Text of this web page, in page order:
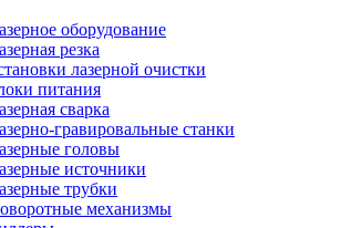
оборудование
резка
лазерной очистки
питания
сварка
гравировальные станки
головы
источники
трубки
механизмы